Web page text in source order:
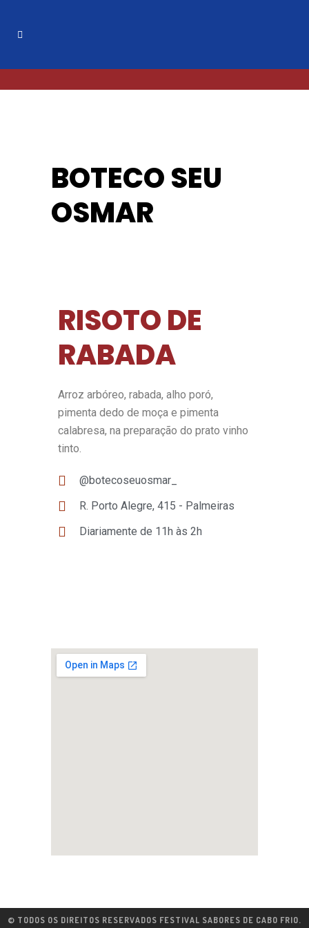
BOTECO SEU
OSMAR
RISOTO DE
RABADA
Arroz arbóreo, rabada, alho poró,
pimenta dedo de moça e pimenta
calabresa, na preparação do prato vinho
tinto.
@botecoseuosmar_
R. Porto Alegre, 415 - Palmeiras
Diariamente de 11h às 2h
© TODOS OS DIREITOS RESERVADOS FESTIVAL SABORES DE CABO FRIO.